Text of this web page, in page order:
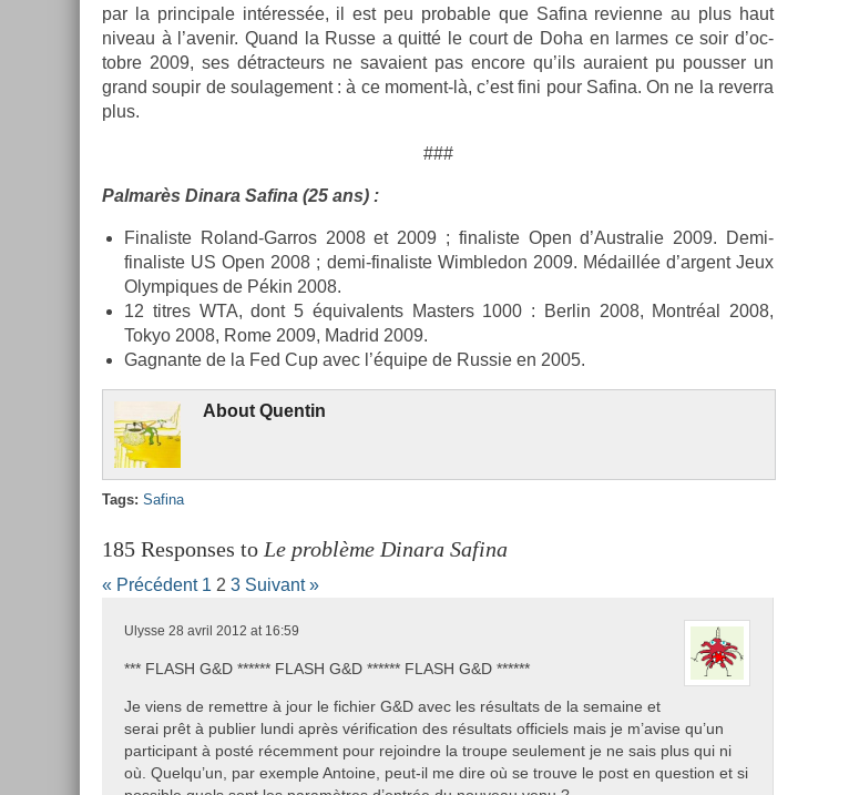
par la prin­cipale intéressée, il est peu pro­b­able que Safina re­vien­ne au plus haut
niveau à l’avenir. Quand la Russe a quitté le court de Doha en lar­mes ce soir d’oc­
tobre 2009, ses détrac­teurs ne savaient pas en­core qu’ils auraient pu pouss­er un
grand soupir de soulage­ment : à ce moment-là, c’est fini pour Safina. On ne la re­ver­ra
plus.
###
Pal­marès Di­nara Safina (25 ans) :
Fin­alis­te Roland-Garros 2008 et 2009 ; fin­alis­te Open d’Australie 2009. Demi-
finaliste US Open 2008 ; demi-finaliste Wimbledon 2009. Médaillée d’ar­gent Jeux
Olym­piques de Pékin 2008.
12 tit­res WTA, dont 5 équivalents Mast­ers 1000 : Be­rlin 2008, Montréal 2008,
Tokyo 2008, Rome 2009, Mad­rid 2009.
Gag­nante de la Fed Cup avec l’équipe de Rus­sie en 2005.
About Quen­tin
Tags: Safina
185 Responses to Le problème Dinara Safina
« Précédent 1 2 3 Suivant »
Ulysse 28 avril 2012 at 16:59
*** FLASH G&D ****** FLASH G&D ****** FLASH G&D ******
Je viens de remettre à jour le fichier G&D avec les résultats de la semaine et
serai prêt à publier lundi après vérification des résultats officiels mais je m’avise qu’un
participant à posté récemment pour rejoindre la troupe seulement je ne sais plus qui ni
où. Quelqu’un, par exemple Antoine, peut-il me dire où se trouve le post en question et si